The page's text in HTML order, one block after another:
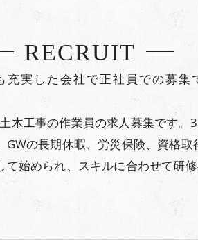
RECRUIT
充実した会社で正社員での募集
木工事の作業員の求人募集です
の長期休暇、労災保険、資格
始められ、スキルに合わせて研